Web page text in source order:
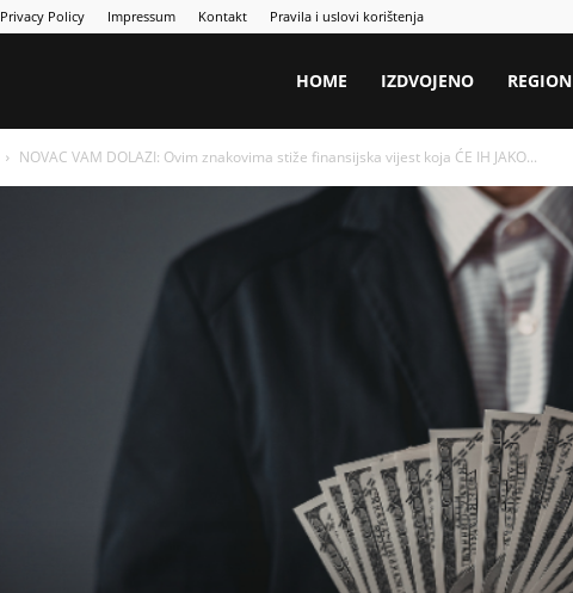
Privacy Policy Impressum Kontakt Pravila i uslovi korištenja
HOME IZDVOJENO REGION
NOVAC VAM DOLAZI: Ovim znakovima stiže finansijska vijest koja ĆE IH JAKO...